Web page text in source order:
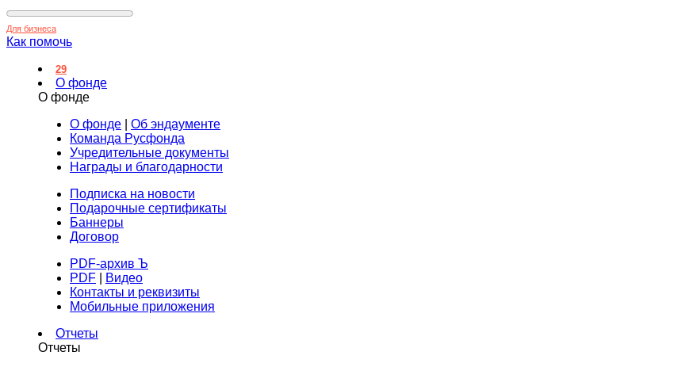
Для бизнеса
Как помочь
29
О фонде
О фонде
О фонде
Об эндаументе
Команда Русфонда
Учредительные документы
Награды и благодарности
Подписка на новости
Подарочные сертификаты
Баннеры
Договор
PDF-архив Ъ
PDF
Видео
Контакты и реквизиты
Мобильные приложения
Отчеты
Отчеты